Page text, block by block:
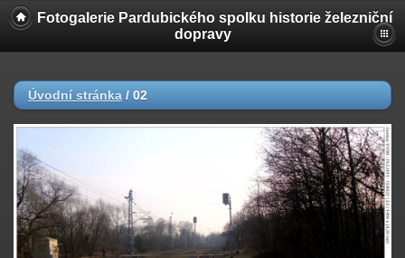
Fotogalerie Pardubického spolku historie železniční
dopravy
Úvodní stránka / 02